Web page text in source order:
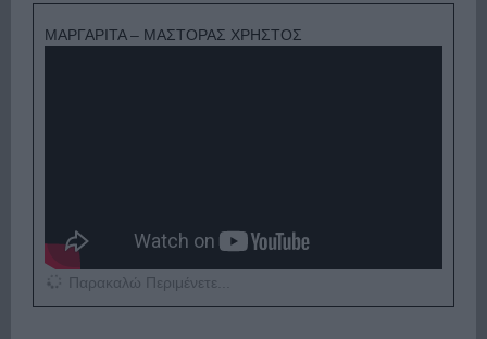
ΜΑΡΓΑΡΙΤΑ – ΜΑΣΤΟΡΑΣ ΧΡΗΣΤΟΣ
Παρακαλώ Περιμένετε...